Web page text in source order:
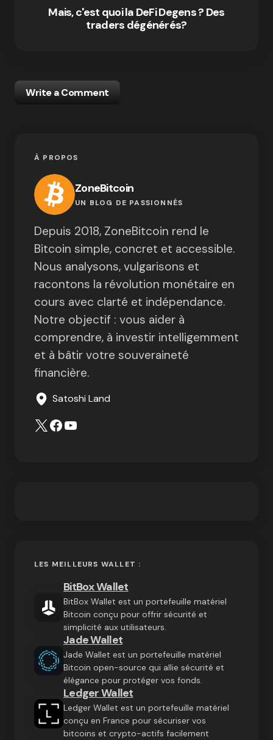
Mais, c'est quoi la DeFi Degens ? Des
traders dégénérés?
Write a Comment
À PROPOS
ZoneBitcoin
UN BLOG DE PASSIONNÉS
Depuis 2018, ZoneBitcoin rend le
Bitcoin simple, concret et accessible.
Nous analysons, vulgarisons et
racontons la révolution monétaire en
cours avec clarté et indépendance.
Notre objectif : vous aider à
comprendre, à investir intelligemment
et à bâtir votre souveraineté
financière.
Satoshi Land
LES MEILLEURS WALLET :
BitBox Wallet
BitBox Wallet est un portefeuille matériel
Bitcoin conçu pour offrir sécurité et
simplicité aux utilisateurs.
Jade Wallet
Jade Wallet est un portefeuille matériel
Bitcoin open-source qui allie sécurité et
élégance pour protéger vos fonds.
Ledger Wallet
Ledger Wallet est un portefeuille matériel
conçu en France pour sécuriser vos
bitcoins et crypto-actifs facilement